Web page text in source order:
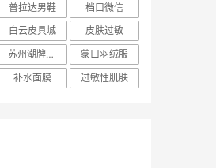
普拉达男鞋
档口微信
白云皮具城
皮肤过敏
苏州潮牌货源
蒙口羽绒服
补水面膜 过敏性肌肤